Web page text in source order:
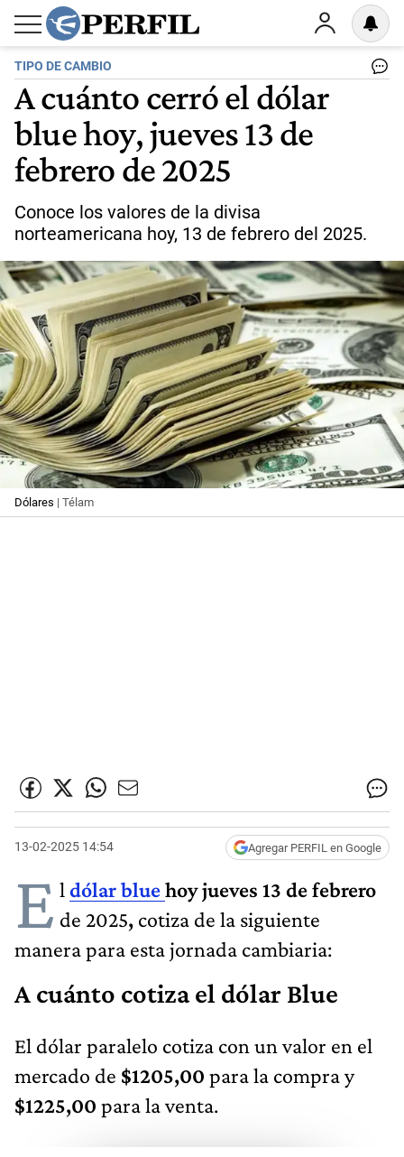
TIPO DE CAMBIO
A cuánto cerró el dólar
blue hoy, jueves 13 de
febrero de 2025
Conoce los valores de la divisa
norteamericana hoy, 13 de febrero del 2025.
Dólares | Télam
13-02-2025 14:54 Agregar PERFIL en Google
E l dólar bluehoy jueves 13 de febrero
de 2025, cotiza de la siguiente
manera para esta jornada cambiaria:
A cuánto cotiza el dólar Blue
El dólar paralelo cotiza con un valor en el
mercado de $1205,00 para la compra y
$1225,00 para la venta.